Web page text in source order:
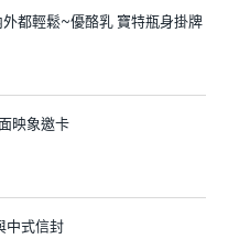
都輕鬆~優酪乳 寶特瓶身掛牌
映象邀卡
中式信封